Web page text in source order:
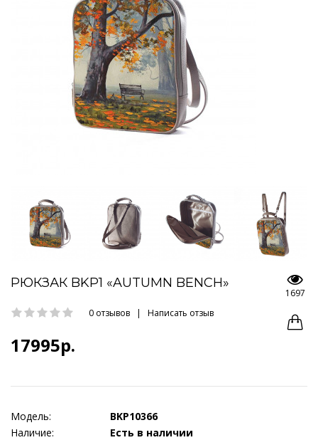
РЮКЗАК BKP1 «AUTUMN BENCH»
0 отзывов | Написать отзыв
17995р.
1697
Модель:
BKP10366
Наличие:
Есть в наличии